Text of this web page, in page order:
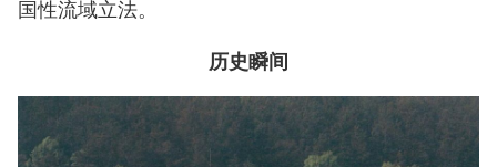
国性流域立法。
历史瞬间